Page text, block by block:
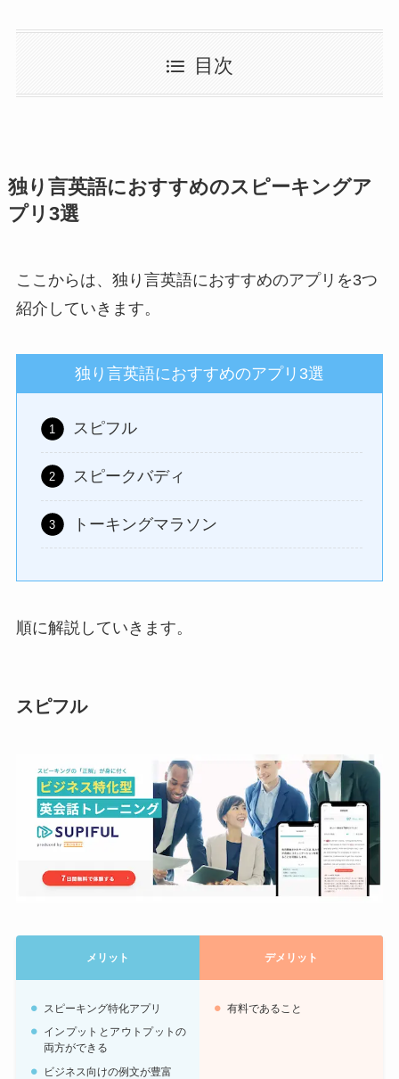
目次
独り言英語におすすめのスピーキングア
プリ3選
ここからは、独り言英語におすすめのアプリを3つ
紹介していきます。
独り言英語におすすめのアプリ3選
スピフル
スピークバディ
トーキングマラソン
順に解説していきます。
スピフル
メリット デメリット
スピーキング特化アプリ
インプットとアウトプットの
両方ができる
ビジネス向けの例文が豊富
有料であること